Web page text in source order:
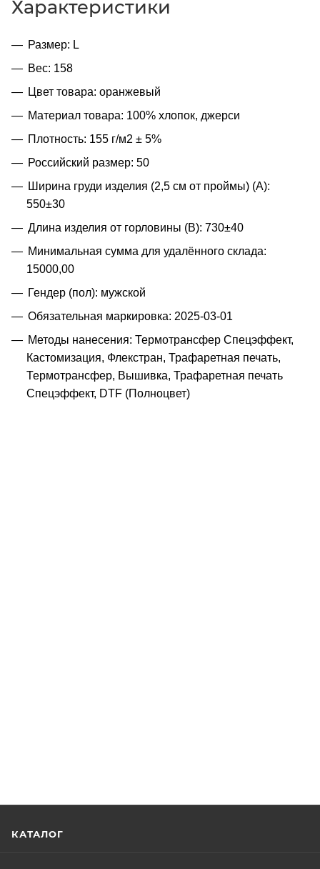
Характеристики
Размер: L
Вес: 158
Цвет товара: оранжевый
Материал товара: 100% хлопок, джерси
Плотность: 155 г/м2 ± 5%
Российский размер: 50
Ширина груди изделия (2,5 см от проймы) (A):
550±30
Длина изделия от горловины (B): 730±40
Минимальная сумма для удалённого склада:
15000,00
Гендер (пол): мужской
Обязательная маркировка: 2025-03-01
Методы нанесения: Термотрансфер Спецэффект,
Кастомизация, Флекстран, Трафаретная печать,
Термотрансфер, Вышивка, Трафаретная печать
Спецэффект, DTF (Полноцвет)
КАТАЛОГ